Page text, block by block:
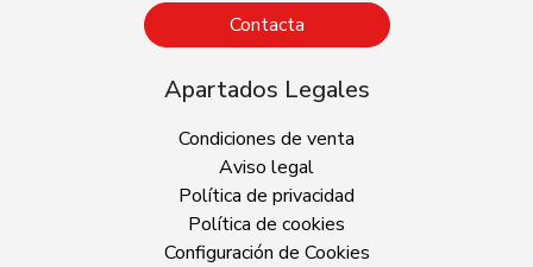
Contacta
Apartados Legales
Condiciones de venta
Aviso legal
Política de privacidad
Política de cookies
Configuración de Cookies